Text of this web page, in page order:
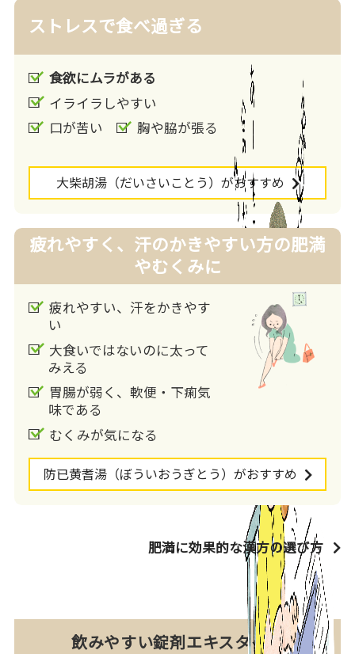
ストレスで食べ過ぎる
食欲にムラがある
イライラしやすい
口が苦い
胸や脇が張る
大柴胡湯（だいさいことう） がおすすめ
疲れやすく、汗のかきやすい方の肥満
やむくみに
疲れやすい、汗をかきやす
い
大食いではないのに太って
みえる
胃腸が弱く、軟便・下痢気
味である
むくみが気になる
防已黄耆湯（ぼういおうぎとう） がおすすめ
肥満に効果的な漢方の選び方
飲みやすい錠剤エキスタイプ